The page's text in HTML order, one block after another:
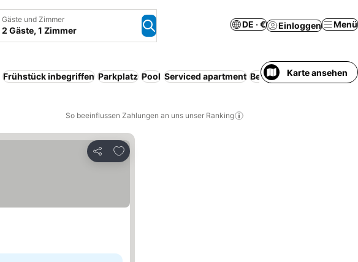
Gäste und Zimmer
2 Gäste, 1 Zimmer
DE · € Einloggen Menü
Frühstück inbegriffen Parkplatz Pool Serviced apartment Bed & Breakfast WLAN
Karte ansehen
So beeinflussen Zahlungen an uns unser Ranking
Teilen
Zu Favoriten hinzufügen